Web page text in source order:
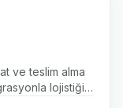
ve teslim alma
lojistiği